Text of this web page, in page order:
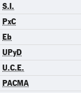
S.I.
PxC
Eb
UPyD
U.C.E.
PACMA